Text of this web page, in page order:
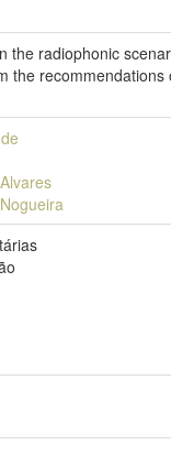
the radiophonic
the recommendations